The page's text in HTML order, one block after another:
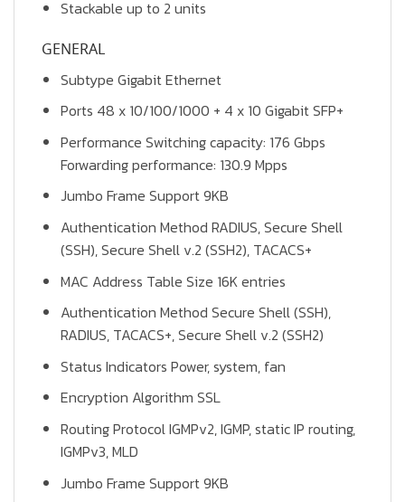
Stackable up to 2 units
GENERAL
Subtype Gigabit Ethernet
Ports 48 x 10/100/1000 + 4 x 10 Gigabit SFP+
Performance Switching capacity: 176 Gbps
Forwarding performance: 130.9 Mpps
Jumbo Frame Support 9KB
Authentication Method RADIUS, Secure Shell
(SSH), Secure Shell v.2 (SSH2), TACACS+
MAC Address Table Size 16K entries
Authentication Method Secure Shell (SSH),
RADIUS, TACACS+, Secure Shell v.2 (SSH2)
Status Indicators Power, system, fan
Encryption Algorithm SSL
Routing Protocol IGMPv2, IGMP, static IP routing,
IGMPv3, MLD
Jumbo Frame Support 9KB